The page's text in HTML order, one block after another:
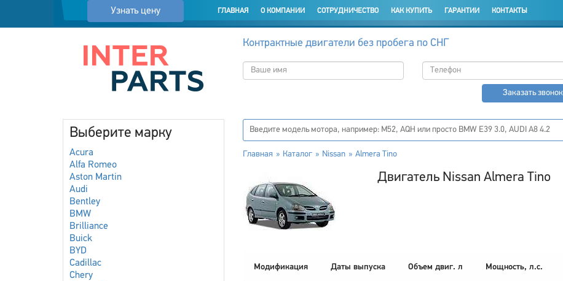
Узнать цену ГЛАВНАЯ О КОМПАНИИ СОТРУДНИЧЕСТВО КАК КУПИТЬ ГАРАНТИИ КОНТАКТЫ
Контрактные двигатели без пробега по СНГ
Заказать звонок
Выберите марку
Acura
Alfa Romeo
Aston Martin
Audi
Bentley
BMW
Brilliance
Buick
BYD
Cadillac
Chery
Главная Каталог Nissan Almera Tino
Двигатель Nissan Almera Tino
Модификация Даты выпуска Объем двиг. л Мощность, л.с.